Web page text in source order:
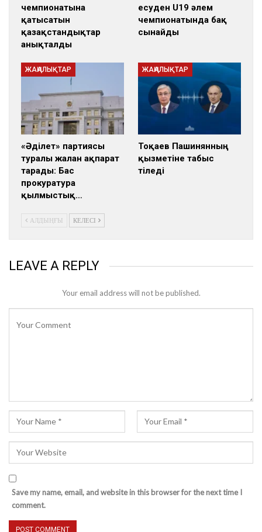
чемпионатына
қатысатын
қазақстандықтар
анықталды
есуден U19 әлем
чемпионатында бақ
сынайды
ЖАҢАЛЫҚТАР
«Әділет» партиясы
туралы жалған ақпарат
тарады: Бас
прокуратура
қылмыстық…
ЖАҢАЛЫҚТАР
Тоқаев Пашинянның
қызметіне табыс
тіледі
АЛДЫҢҒЫ КЕЛЕСІ
LEAVE A REPLY
Your email address will not be published.
Save my name, email, and website in this browser for the next time I
comment.